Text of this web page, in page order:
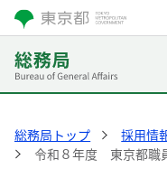
総務局トップ
採用情
令和８年度 東京都職